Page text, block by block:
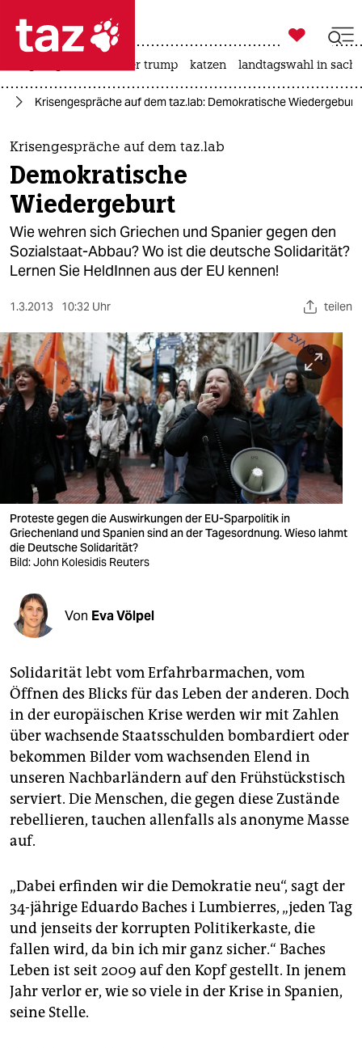
 taz zahl ich
taz zahl ich
themen
politik
öko
gesellschaft
sport
berlin
nord
wahrheit
verlag
verlag
veranstaltungen
shop
fragen & hilfe
unterstützen
abo
genossenschaft
epaper login

taz zahl ich
usa unter trump katzen landtagswahl in
Krisengespräche auf dem taz.lab: Demokratische Wiedergeburt
Krisengespräche auf dem taz.lab
Demokratische
Wiedergeburt
Wie wehren sich Griechen und Spanier gegen den
Sozialstaat-Abbau? Wo ist die deutsche Solidarität?
Lernen Sie HeldInnen aus der EU kennen!
1.3.2013 10:32 Uhr teilen
Proteste gegen die Auswirkungen der EU-Sparpolitik in
Griechenland und Spanien sind an der Tagesordnung. Wieso lahmt
die Deutsche Solidarität?
Bild: John Kolesidis Reuters
Von Eva Völpel
Solidarität lebt vom Erfahrbarmachen, vom
Öffnen des Blicks für das Leben der anderen. Doch
in der europäischen Krise werden wir mit Zahlen
über wachsende Staatsschulden bombardiert oder
bekommen Bilder vom wachsenden Elend in
unseren Nachbarländern auf den Frühstückstisch
serviert. Die Menschen, die gegen diese Zustände
rebellieren, tauchen allenfalls als anonyme Masse
auf.
„Dabei erfinden wir die Demokratie neu“, sagt der
34-jährige Eduardo Baches i Lumbierres, „jeden Tag
und jenseits der korrupten Politikerkaste, die
fallen wird, da bin ich mir ganz sicher.“ Baches
Leben ist seit 2009 auf den Kopf gestellt. In jenem
Jahr verlor er, wie so viele in der Krise in Spanien,
seine Stelle.